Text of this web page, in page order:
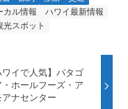
カル情報
ハワイ最新情報
光スポット
ワイで人気】パタゴ
・ホールフーズ・ア
アナセンター